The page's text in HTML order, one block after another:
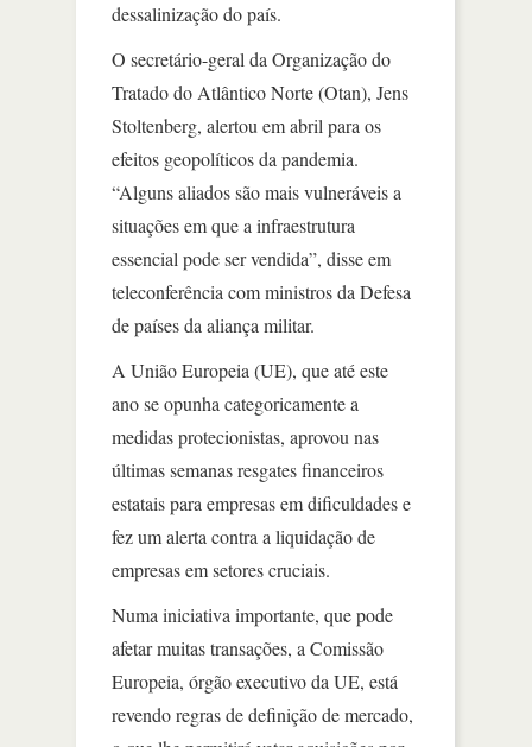
dessalinização do país.
O secretário-geral da Organização do
Tratado do Atlântico Norte (Otan), Jens
Stoltenberg, alertou em abril para os
efeitos geopolíticos da pandemia.
“Alguns aliados são mais vulneráveis a
situações em que a infraestrutura
essencial pode ser vendida”, disse em
teleconferência com ministros da Defesa
de países da aliança militar.
A União Europeia (UE), que até este
ano se opunha categoricamente a
medidas protecionistas, aprovou nas
últimas semanas resgates financeiros
estatais para empresas em dificuldades e
fez um alerta contra a liquidação de
empresas em setores cruciais.
Numa iniciativa importante, que pode
afetar muitas transações, a Comissão
Europeia, órgão executivo da UE, está
revendo regras de definição de mercado,